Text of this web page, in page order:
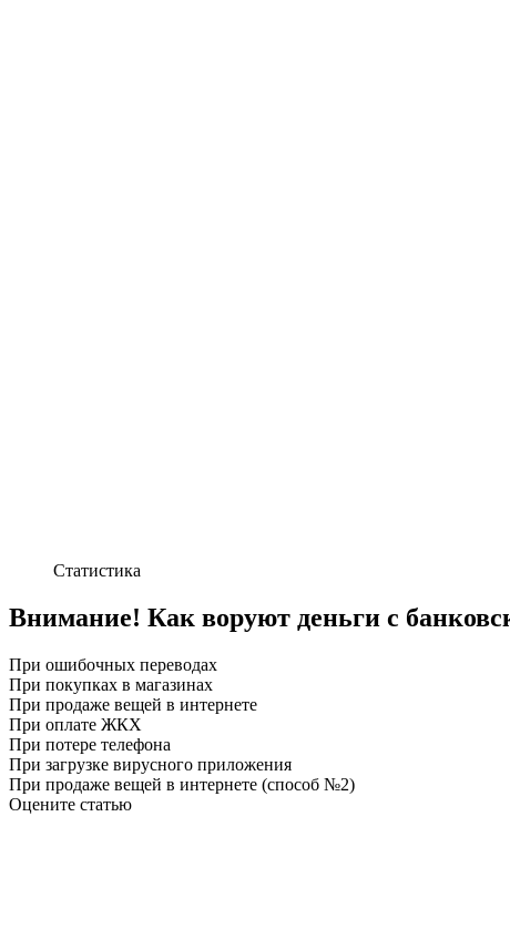
Статистика
Внимание! Как воруют деньги с
При ошибочных переводах
При покупках в магазинах
При продаже вещей в интернете
При оплате ЖКХ
При потере телефона
При загрузке вирусного приложения
При продаже вещей в интернете (способ №2)
Оцените статью